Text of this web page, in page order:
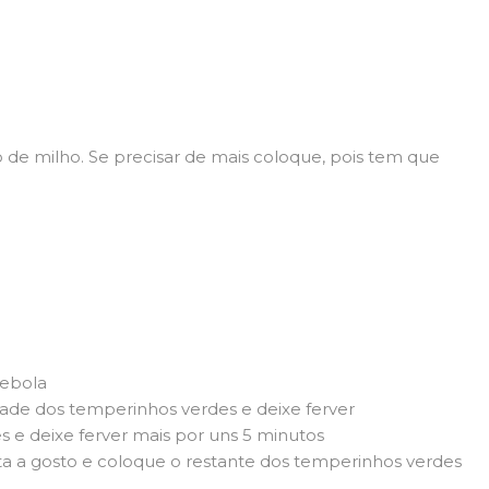
milho. Se precisar de mais coloque, pois tem que
dos temperinhos verdes e deixe ferver
e deixe ferver mais por uns 5 minutos
a gosto e coloque o restante dos temperinhos verdes